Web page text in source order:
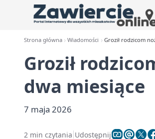
Strona główna Wiadomości Groził rodzicom
Groził
dwa miesiące
7 maja 2026
2 min czytania Udostępnij